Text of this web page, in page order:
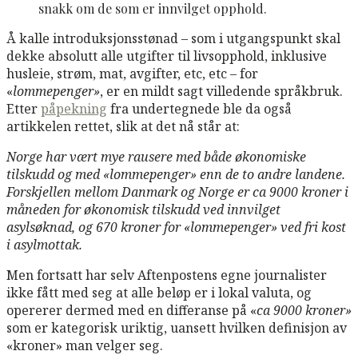
snakk om de som er innvilget opphold.
Å kalle introduksjonsstønad – som i utgangspunkt skal
dekke absolutt alle utgifter til livsopphold, inklusive
husleie, strøm, mat, avgifter, etc, etc – for
«lommepenger», er en mildt sagt villedende språkbruk.
Etterpåpekning fra undertegnede ble da også
artikkelen rettet, slik at det nå står at:
Norge har vært mye rausere med både økonomiske
tilskudd og med «lommepenger» enn de to andre landene.
Forskjellen mellom Danmark og Norge er ca 9000 kroner i
måneden for økonomisk tilskudd ved innvilget
asylsøknad, og 670 kroner for «lommepenger» ved fri kost
i asylmottak.
Men fortsatt har selv Aftenpostens egne journalister
ikke fått med seg at alle beløp er i lokal valuta, og
opererer dermed med en differanse på «ca 9000 kroner»
som er kategorisk uriktig, uansett hvilken definisjon av
«kroner» man velger seg.